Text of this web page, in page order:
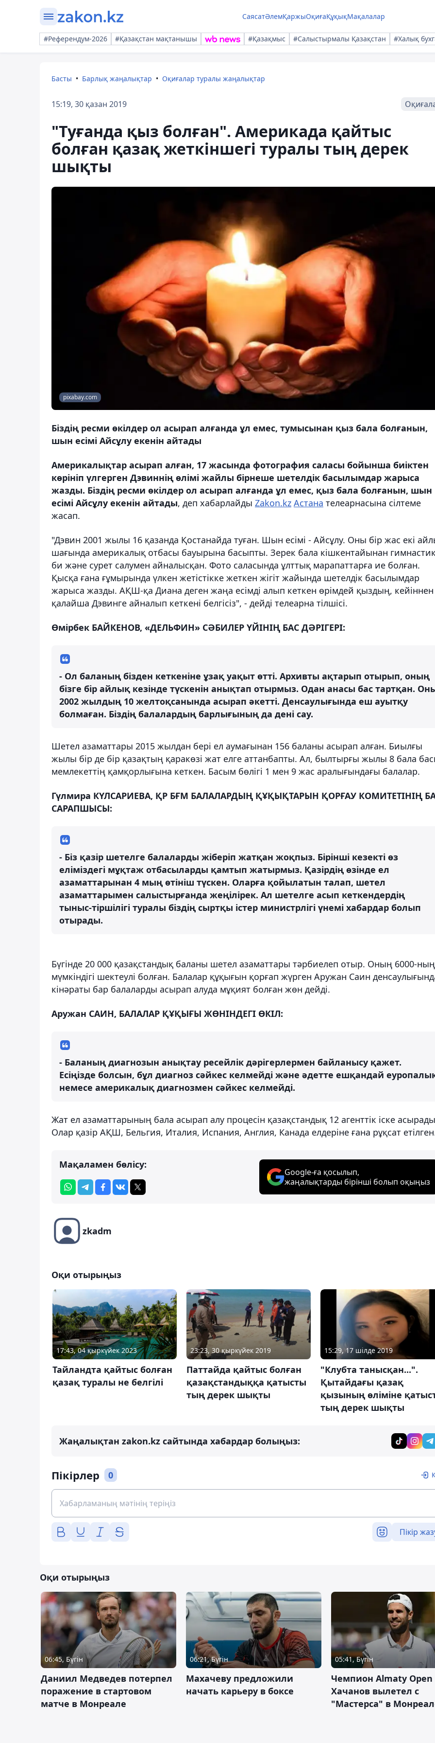
СаясатӘлемҚаржыОқиғаҚұқықМақалалар
#Референдум-2026 #Қазақстан мақтанышы #Қазақмыс #Салыстырмалы Қазақстан #Халық
Басты Барлық жаңалықтар Оқиғалар туралы жаңалықтар
15:19, 30 қазан 2019
"Туғанда қыз болған". Америкада қайтыс
болған қазақ жеткіншегі туралы тың дерек
шықты
pixabay.com
Біздің ресми өкілдер ол асырап алғанда ұл емес, тумысынан қыз бала болғанын,
шын есімі Айсұлу екенін айтады
Америкалықтар асырап алған, 17 жасында фотография саласы бойынша биіктен
көрініп үлгерген Дэвиннің өлімі жайлы бірнеше шетелдік басылымдар жарыса
жазды. Біздің ресми өкілдер ол асырап алғанда ұл емес, қыз бала болғанын, шын
есімі Айсұлу екенін айтады, деп хабарлайды Zakon.kz Астана телеарнасына сілтеме
жасап.
"Дэвин 2001 жылы 16 қазанда Қостанайда туған. Шын есімі - Айсұлу. Оны бір жас екі
шағында америкалық отбасы бауырына басыпты. Зерек бала кішкентайынан
би және сурет салумен айналысқан. Фото саласында ұлттық марапаттарға ие болған.
Қысқа ғана ғұмырында үлкен жетістікке жеткен жігіт жайында шетелдік басылымдар
жарыса жазды. АҚШ-қа Диана деген жаңа есімді алып кеткен өрімдей қыздың, кейіннен
қалайша Дэвинге айналып кеткені белгісіз", - дейді телеарна тілшісі.
Өмірбек БАЙКЕНОВ, «ДЕЛЬФИН» СӘБИЛЕР ҮЙІНІҢ БАС ДӘРІГЕРІ:
- Ол баланың бізден кеткеніне ұзақ уақыт өтті. Архивты ақтарып отырып, оның
бізге бір айлық кезінде түскенін анықтап отырмыз. Одан анасы бас тартқан.
2002 жылдың 10 желтоқсанында асырап әкетті. Денсаулығында еш ауытқу
болмаған. Біздің балалардың барлығының да дені сау.
Шетел азаматтары 2015 жылдан бері ел аумағынан 156 баланы асырап алған. Биылғы
жылы бір де бір қазақтың қаракөзі жат елге аттанбапты. Ал, былтырғы жылы 8 бала
мемлекеттің қамқорлығына кеткен. Басым бөлігі 1 мен 9 жас аралығындағы балалар.
Гүлмира КҮЛСАРИЕВА, ҚР БҒМ БАЛАЛАРДЫҢ ҚҰҚЫҚТАРЫН ҚОРҒАУ КОМИТЕТІНІҢ
САРАПШЫСЫ:
- Біз қазір шетелге балаларды жіберіп жатқан жоқпыз. Бірінші кезекті өз
еліміздегі мұқтаж отбасыларды қамтып жатырмыз. Қазірдің өзінде ел
азаматтарынан 4 мың өтініш түскен. Оларға қойылатын талап, шетел
азаматтарымен салыстырғанда жеңілірек. Ал шетелге асып кеткендердің
тыныс-тіршілігі туралы біздің сыртқы істер министрлігі үнемі хабардар болып
отырады.
Бүгінде 20 000 қазақстандық баланы шетел азаматтары тәрбиелеп отыр. Оның 6000-ның
мүмкіндігі шектеулі болған. Балалар құқығын қорғап жүрген Аружан Саин
кінәраты бар балаларды асырап алуда мұқият болған жөн дейді.
Аружан САИН, БАЛАЛАР ҚҰҚЫҒЫ ЖӨНІНДЕГІ ӨКІЛ:
- Баланың диагнозын анықтау ресейлік дәрігерлермен байланысу қажет.
Есіңізде болсын, бұл диагноз сәйкес келмейді және әдетте ешқандай
немесе америкалық диагнозмен сәйкес келмейді.
Жат ел азаматтарының бала асырап алу процесін қазақстандық 12 агенттік іске
Олар қазір АҚШ, Бельгия, Италия, Испания, Англия, Канада елдеріне ғана рұқсат
Мақаламен бөлісу:
Google-ға қосылып,
жаңалықтарды бірінші болып оқыңыз
zkadm
Оқи отырыңыз
17:43, 04 қыркүйек 2023
Тайландта қайтыс болған
қазақ туралы не белгілі
23:23, 30 қыркүйек 2019
Паттайда қайтыс болған
қазақстандыққа қатысты
тың дерек шықты
15:29, 17 шілде 2019
"Клубта танысқан...".
Қытайдағы қазақ
қызының өліміне
тың дерек шықты
Жаңалықтан zakon.kz сайтында хабардар болыңыз:
Пікірлер 0
Пікір
Оқи отырыңыз
06:45, Бүгін
Даниил Медведев потерпел
поражение в стартовом
матче в Монреале
06:21, Бүгін
Махачеву предложили
начать карьеру в боксе
05:41, Бүгін
Чемпион Almaty Open
Хачанов вылетел с
"Мастерса" в